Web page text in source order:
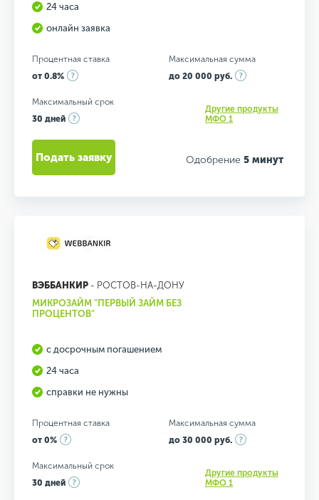
24 часа
онлайн заявка
Процентная ставка
от 0.8%
Максимальная сумма
до 20 000 руб.
Максимальный срок
30 дней
Другие продукты
МФО 1
Одобрение 5 минут
Подать заявку
ВЭББАНКИР - РОСТОВ-НА-ДОНУ
МИКРОЗАЙМ "ПЕРВЫЙ ЗАЙМ БЕЗ
ПРОЦЕНТОВ"
с досрочным погашением
24 часа
справки не нужны
Процентная ставка
от 0%
Максимальная сумма
до 30 000 руб.
Максимальный срок
30 дней
Другие продукты
МФО 1